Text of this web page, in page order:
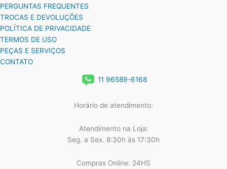
PERGUNTAS FREQUENTES
TROCAS E DEVOLUÇÕES
POLÍTICA DE PRIVACIDADE
TERMOS DE USO
PEÇAS E SERVIÇOS
CONTATO
11 96589-6168
Horário de atendimento:
Atendimento na Loja:
Seg. a Sex. 8:30h às 17:30h
Compras Online: 24HS